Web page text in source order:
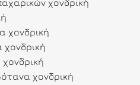
χονδρική
χονδρική
χονδρική
χονδρική